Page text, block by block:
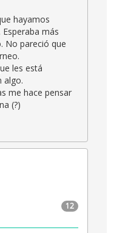
hayamos
más
No pareció que
les está
algo.
me hace pensar
(?)
12